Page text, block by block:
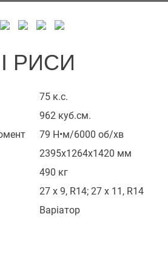
РИСИ
75 к.с.
962 куб.см.
79 Н•м/6000 об/хв
2395x1264x1420 мм
490 кг
27 x 9, R14; 27 x 11, R14
Варіатор